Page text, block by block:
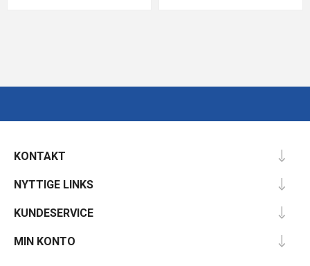
KONTAKT
NYTTIGE LINKS
KUNDESERVICE
MIN KONTO